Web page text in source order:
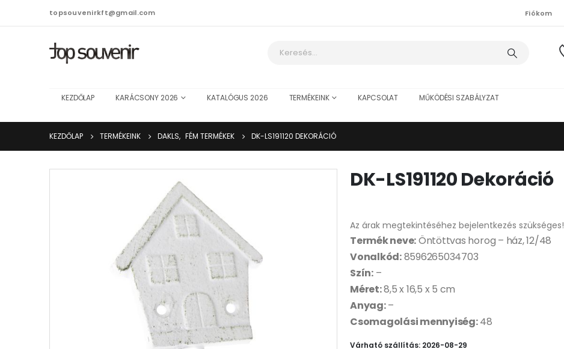
topsouvenirkft@gmail.com Fiókom
KEZDŐLAP KARÁCSONY 2026 KATALÓGUS 2026 TERMÉKEINK KAPCSOLAT MŰKÖDÉSI SZABÁLYZAT
KEZDŐLAP TERMÉKEINK DAKLS, FÉM TERMÉKEK DK-LS191120 DEKORÁCIÓ
DK-LS191120 Dekoráció
Az árak megtekintéséhez bejelentkezés szükséges!
Termék neve:Öntöttvas horog – ház, 12/48
Vonalkód:8596265034703
Szín:–
Méret:8,5 x 16,5 x 5 cm
Anyag:–
Csomagolási mennyiség:48
Várható szállítás: 2026-08-29